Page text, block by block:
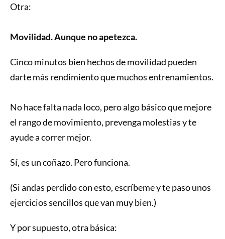
Otra:
Movilidad. Aunque no apetezca.
Cinco minutos bien hechos de movilidad pueden
darte más rendimiento que muchos entrenamientos.
No hace falta nada loco, pero algo básico que mejore
el rango de movimiento, prevenga molestias y te
ayude a correr mejor.
Sí, es un coñazo. Pero funciona.
(Si andas perdido con esto, escríbeme y te paso unos
ejercicios sencillos que van muy bien.)
Y por supuesto, otra básica: